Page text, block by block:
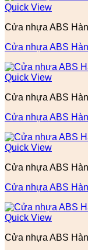
Quick View
Cửa nhựa ABS
Cửa nhựa ABS
Quick View
Cửa nhựa ABS
Cửa nhựa ABS
Quick View
Cửa nhựa ABS
Cửa nhựa ABS
Quick View
Cửa nhựa ABS